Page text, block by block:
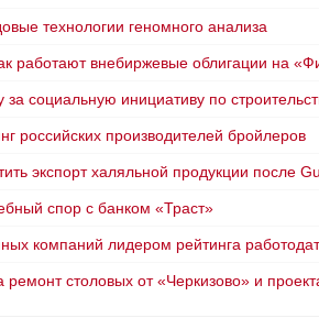
технологии геномного анализа
работают внебиржевые облигации на
социальную инициативу по
российских производителей бройлеров
экспорт халяльной продукции после
спор с банком «Траст»
компаний лидером рейтинга
ремонт столовых от «Черкизово» и